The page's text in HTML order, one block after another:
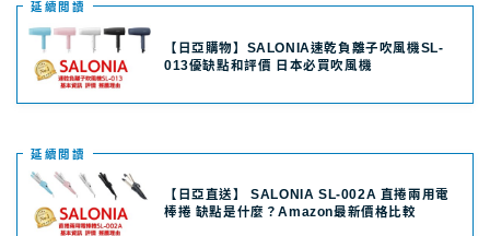
延續閲讀
【日亞購物】SALONIA速乾負離子吹風機SL-
013優缺點和評價 日本必買吹風機
延續閲讀
【日亞直送】 SALONIA SL-002A 直捲兩用電
棒捲 缺點是什麼？Amazon最新價格比較